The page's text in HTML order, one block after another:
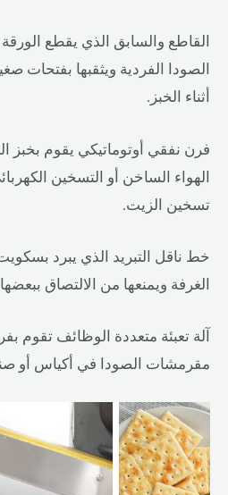
القاطع والسابق الذي يقطع
الصودا الفردية ويثقبها بفتحات
أثناء الخبز.
فرن نفقي أوتوماتيكي يقوم بخبز
الهواء الساخن أو التسخين
تسخين الزيت.
خط ناقل التبريد الذي يبرد
الغرفة ويمنعها من الالتصاق
آلة تعبئة متعددة الوظائف تقوم
مقرمشات الصودا في أكياس أو